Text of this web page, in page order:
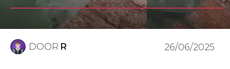
DOOR R 26/06/2025